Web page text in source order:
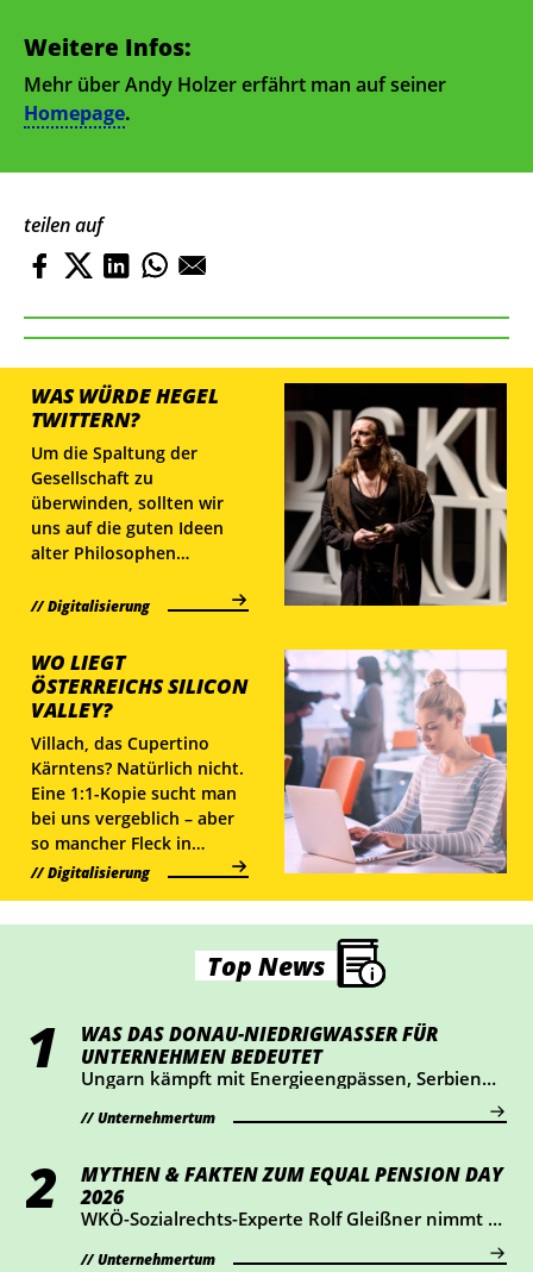
Weitere Infos:
Mehr über Andy Holzer erfährt man auf seiner
Homepage.
teilen auf
WAS WÜRDE HEGEL
TWITTERN?
Um die Spaltung der
Gesellschaft zu
überwinden, sollten wir
uns auf die guten Ideen
alter Philosophen
Wirtschaftsphilosoph
Digitalisierung
WO LIEGT
ÖSTERREICHS SILICON
VALLEY?
Villach, das Cupertino
Kärntens? Natürlich nicht.
Eine 1:1-Kopie sucht man
bei uns vergeblich – aber
so mancher Fleck in
Österreich hat
Digitalisierung
Top News
WAS DAS DONAU-NIEDRIGWASSER FÜR
UNTERNEHMEN BEDEUTET
Ungarn kämpft mit Energieengpässen, Serbien
Niedrigwasser für österreichische Unternehmen
Unternehmertum
MYTHEN & FAKTEN ZUM EQUAL PENSION DAY
2026
WKÖ-Sozialrechts-Experte Rolf Gleißner nimmt 3
die Lupe und liefert Fakten.
Unternehmertum